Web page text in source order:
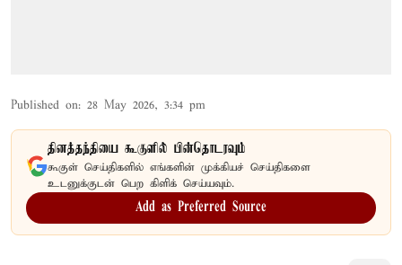
Published on: 28 May 2026, 3:34 pm
தினத்தந்தியை கூகுளில் பின்தொடரவும்
கூகுள் செய்திகளில் எங்களின் முக்கியச் செய்திகளை
உடனுக்குடன் பெற கிளிக் செய்யவும்.
Add as Preferred Source